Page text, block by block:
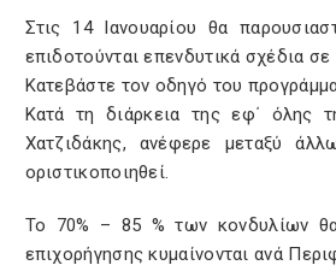
Στις 14 Ιανουαρίου θα
επιδοτούνται επενδυτικά σχέδια
Κατεβάστε τον οδηγό του
Κατά τη διάρκεια της εφ΄ όλης
Χατζιδάκης, ανέφερε μεταξύ
οριστικοποιηθεί.
Το 70% – 85 % των κονδυλίων
επιχορήγησης κυμαίνονται ανά